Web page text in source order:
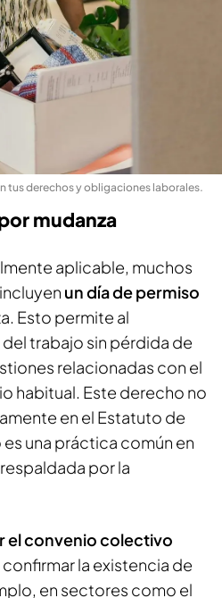
tus derechos y obligaciones laborales.
mudanza
aplicable, muchos
un día de permiso
Esto permite al
trabajo sin pérdida de
relacionadas con el
habitual. Este derecho no
en el Estatuto de
una práctica común en
por la
el convenio colectivo
la existencia de
en sectores como el